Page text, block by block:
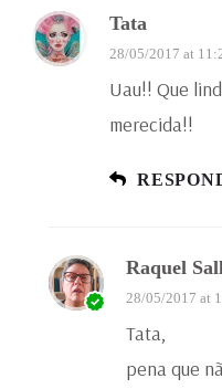
Tata
28/05/2017 at
Uau!! Que
merecida!!
Raquel
28/05/2017 at
Tata,
pena que